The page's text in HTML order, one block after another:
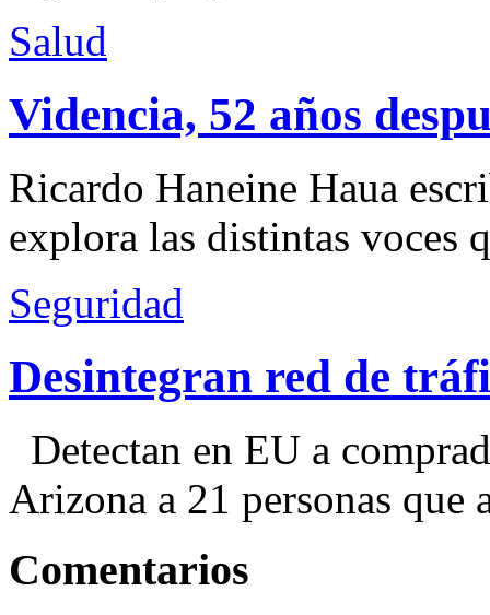
Salud
Videncia, 52 años
Ricardo Haneine Haua
explora las distintas voces
Seguridad
Desintegran red de
Detectan en EU a
Arizona a 21 personas que
Comentarios